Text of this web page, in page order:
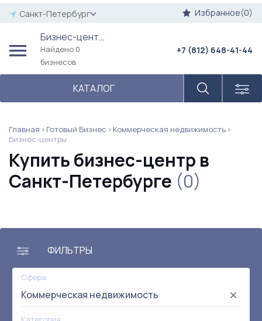
Санкт-Петербург Избранное(0)
Бизнес-центры
Найдено 0
бизнесов
КАТАЛОГ
+7 (812) 648-41-44
Главная Готовый Бизнес
Коммерческая недвижимость
Бизнес-центры
Купить бизнес-центр в
Санкт-Петербурге (0)
ФИЛЬТРЫ
Сфера
Коммерческая недвижимость